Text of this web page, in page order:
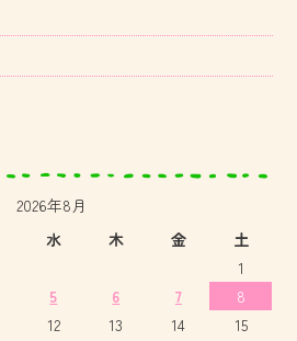
2026年8月
水 木 金 土
1
5 6 7
8
12 13 14
15